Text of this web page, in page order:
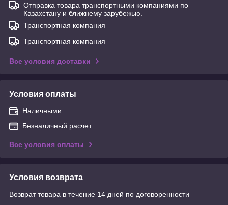
Отправка товара транспортными компаниями по
Казахстану и ближнему зарубежью.
Транспортная компания
Транспортная компания
Все условия доставки
Условия оплаты
Наличными
Безналичный расчет
Все условия оплаты
Условия возврата
Возврат товара в течение 14 дней по договоренности